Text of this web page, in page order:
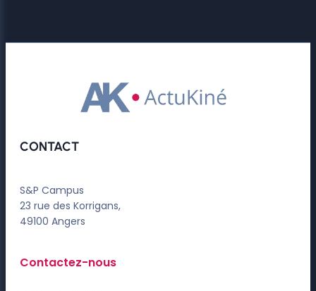
CONTACT
S&P Campus
23 rue des Korrigans,
49100 Angers
Contactez-nous